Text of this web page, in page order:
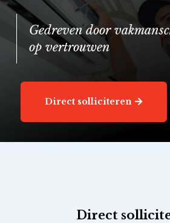
Gedreven door
op vertrouwen
Direct solliciteren
Direct